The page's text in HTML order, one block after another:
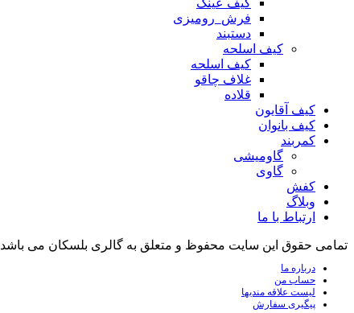
کیف عینک
فرش_رومیزی
دستبند
کیف اسلحه
کیف اسلحه
غلاف چاقو
قلاده
کیف آقایون
کیف بانوان
کمربند
گاومیشی
گاوی
کفش
وبلاگ
ارتباط با ما
تمامی حقوق این سایت محفوظ و متعلق به گالری بلسکان می باشد
درباره ما
حساب من
لیست علاقه مندیها
پیگیری سفارش